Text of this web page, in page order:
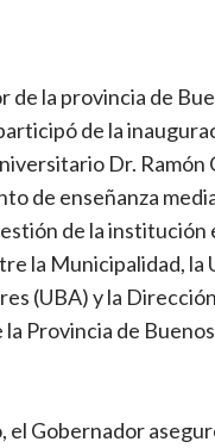
de la provincia de
de la
Dr. Ramón
de enseñanza
de la institución
la Municipalidad, la
(UBA) y la
la Provincia de
el Gobernador